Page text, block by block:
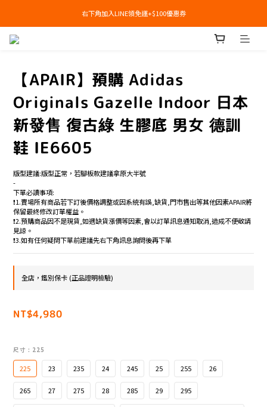
右下角加入LINE領免運+$100優惠券
右下角加入LINE領免運+$100優惠券
即日起，預購商品可提供部分訂金後尾款貨到付款(需協助請洽官line:@apair)
【APAIR】預購 Adidas
Originals Gazelle Indoor 日本
新發售 復古綠 生膠底 男女 德訓
鞋 IE6605
版型建議:版型正常，若腳板款建議拿原大半號
-
下單必讀事項:
❗️1.賣場所有商品若下訂後價格調整或因系統有誤,缺貨,門市售出等其他因素APAIR將
保留最終修改訂單權益。
❗️2.預購商品因不是現貨,如遇缺貨漲價等因素,會以訂單訊息通知取消,造成不便敬請
見諒。
❗️3.如有任何疑問下單前建議先右下角訊息詢問後再下單
全店，鑑別保卡 (正品證明檢驗)
NT$4,980
尺寸 : 225
225 23 235 24 245 25 255 26
265 27 275 28 285 29 295